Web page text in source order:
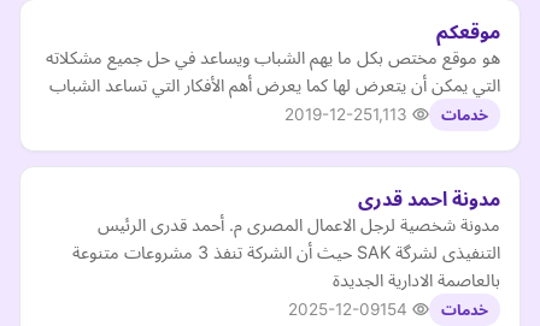
موقعكم
هو موقع مختص بكل ما يهم الشباب ويساعد في حل جميع مشكلاته
التي يمكن أن يتعرض لها كما يعرض أهم الأفكار التي تساعد الشباب
خدمات 2019-12-25
مدونة احمد قدرى
مدونة شخصية لرجل الاعمال المصرى م. أحمد قدرى الرئيس
التنفيذى لشرگة SAK حيث أن الشركة تنفذ 3 مشروعات متنوعة
بالعاصمة الادارية الجديدة
خدمات 2025-12-09